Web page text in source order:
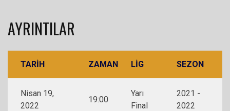
AYRINTILAR
TARIH ZAMAN LIG SEZON
Nisan 19,
2022
19:00
Yarı
Final
2021 -
2022